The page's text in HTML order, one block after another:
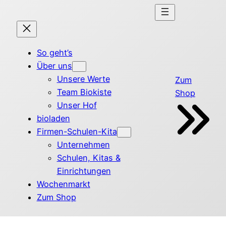
So geht’s
Über uns
Unsere Werte
Team Biokiste
Unser Hof
bioladen
Firmen-Schulen-Kita
Unternehmen
Schulen, Kitas &
Einrichtungen
Wochenmarkt
Zum Shop
Zum
Shop